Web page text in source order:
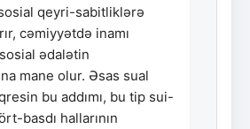
qeyri-sabitliklərə
cəmiyyətdə inamı
ədalətin
mane olur. Əsas sual
bu addımı, bu tip sui-
basdı hallarının